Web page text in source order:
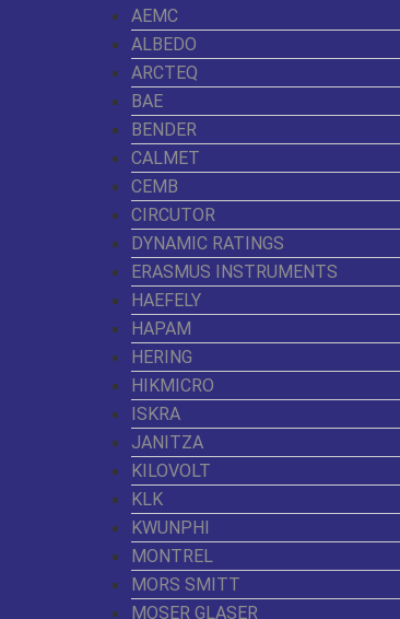
AEMC
ALBEDO
ARCTEQ
BAE
BENDER
CALMET
CEMB
CIRCUTOR
DYNAMIC RATINGS
ERASMUS INSTRUMENTS
HAEFELY
HAPAM
HERING
HIKMICRO
ISKRA
JANITZA
KILOVOLT
KLK
KWUNPHI
MONTREL
MORS SMITT
MOSER GLASER